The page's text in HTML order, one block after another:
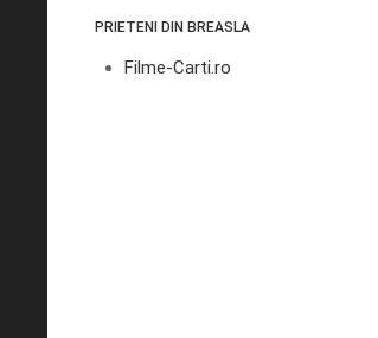
PRIETENI DIN BREASLA
Filme-Carti.ro